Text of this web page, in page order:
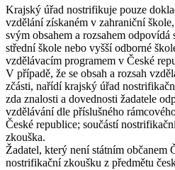
Krajský úřad nostrifikuje pouze
vzdělání získaném v zahraniční
svým obsahem a rozsahem
střední škole nebo vyšší odborné
vzdělávacím programem v České
V případě, že se obsah a rozsah
zčásti, nařídí krajský úřad
zda znalosti a dovednosti žadatele
vzdělávání dle příslušného
České republice; součástí
zkouška.
Žadatel, který není státním občanem
nostrifikační zkoušku z předmětu